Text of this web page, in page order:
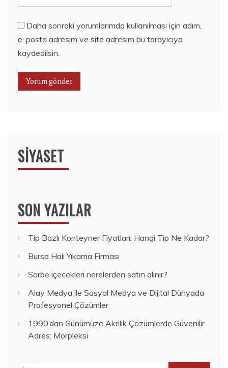
Daha sonraki yorumlarımda kullanılması için adım,
e-posta adresim ve site adresim bu tarayıcıya
kaydedilsin.
SIYASET
SON YAZILAR
Tip Bazlı Konteyner Fiyatları: Hangi Tip Ne Kadar?
Bursa Halı Yıkama Firması
Sorbe içecekleri nerelerden satın alınır?
Alay Medya ile Sosyal Medya ve Dijital Dünyada
Profesyonel Çözümler
1990’dan Günümüze Akrilik Çözümlerde Güvenilir
Adres: Morpleksi